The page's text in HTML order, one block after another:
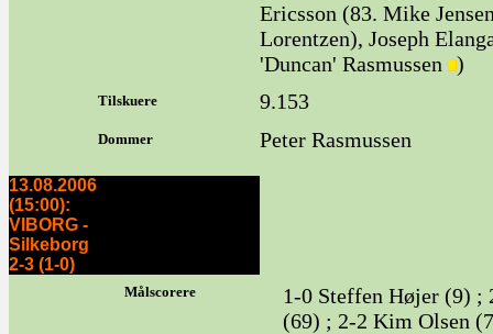
Ericsson (83. Mike
Lorentzen), Joseph
'Duncan' Rasmussen
)
Tilskuere 9.153
Dommer Peter Rasmussen
13.08.2006
(15:00):
VIBORG -
Silkeborg
2-3 (1-0)
Målscorere
1-0 Steffen Højer (9) ;
(69) ; 2-2 Kim Olsen